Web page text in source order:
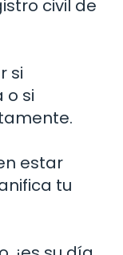
civil de
si
o si
estar
tu